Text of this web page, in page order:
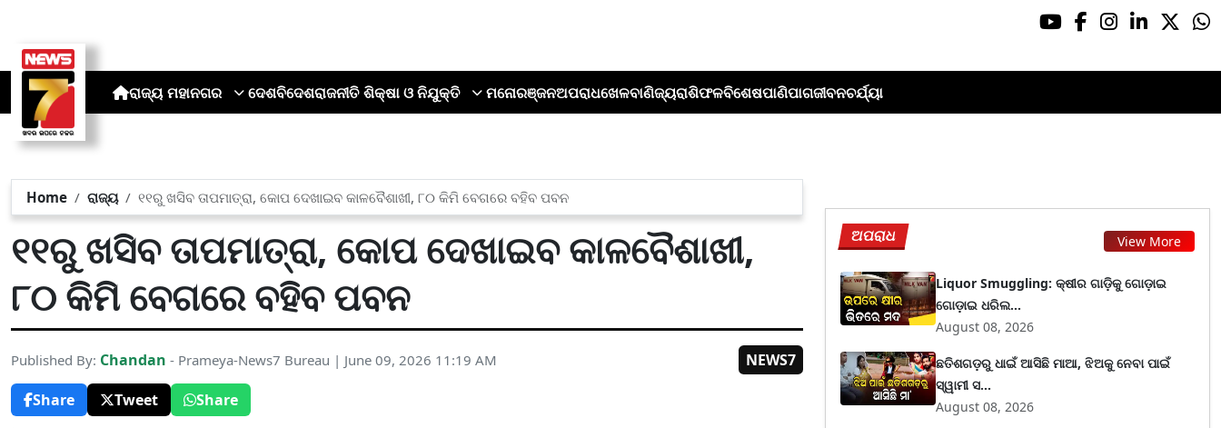
ରାଜ୍ୟ ମହାନଗର ଦେଶବିଦେଶରାଜନୀତି ଶିକ୍ଷା ଓ ନିଯୁକ୍ତି ମନୋରଞ୍ଜନଅପରାଧଖେଳବାଣିଜ୍ୟରାଶିଫଳବିଶେଷପାଣିପାଗଜୀବନଚର୍ଯ୍ୟା
Home ରାଜ୍ୟ ୧୧ରୁ ଖସିବ ତାପମାତ୍ରା, କୋପ ଦେଖାଇବ କାଳବୈଶାଖୀ, ୮୦ କିମି ବେଗରେ ବହିବ ପବନ
୧୧ରୁ ଖସିବ ତାପମାତ୍ରା, କୋପ ଦେଖାଇବ କାଳବୈଶାଖୀ,
୮୦ କିମି ବେଗରେ ବହିବ ପବନ
Published By: Chandan - Prameya-News7 Bureau | June 09, 2026 11:19 AM
NEWS7
Share
Tweet Share
ଅପରାଧ View More
Liquor Smuggling: କ୍ଷୀର ଗାଡ଼ିକୁ ଗୋଡ଼ାଇ
ଗୋଡ଼ାଇ ଧରିଲ...
August 08, 2026
ଛତିଶଗଡ଼ରୁ ଧାଇଁ ଆସିଛି ମାଆ, ଝିଅକୁ ନେବା ପାଇଁ
ସ୍ୱାମୀ ସ...
August 08, 2026